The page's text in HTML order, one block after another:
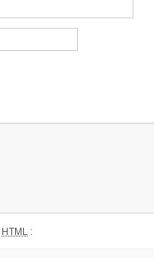
HTML :